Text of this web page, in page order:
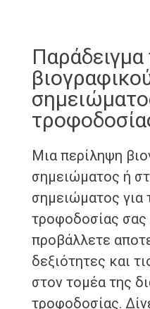
Μια περίληψη
σημειώματος ή
σημειώματος για
τροφοδοσίας σας
προβάλλετε
δεξιότητες και
στον τομέα της
τροφοδοσίας.